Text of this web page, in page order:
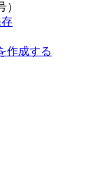
作成する